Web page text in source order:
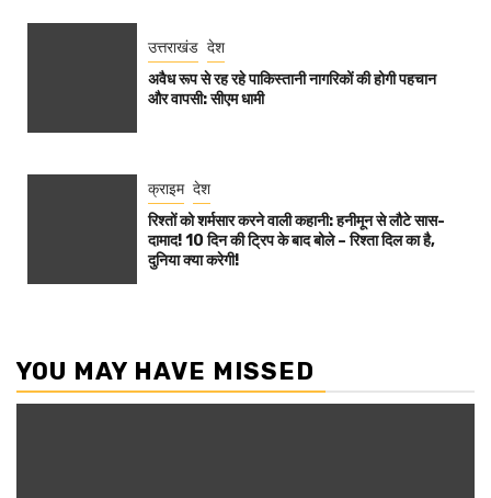
उत्तराखंड देश
अवैध रूप से रह रहे पाकिस्तानी नागरिकों की होगी पहचान
और वापसी: सीएम धामी
क्राइम देश
रिश्तों को शर्मसार करने वाली कहानी: हनीमून से लौटे सास-
दामाद! 10 दिन की ट्रिप के बाद बोले – रिश्ता दिल का है,
दुनिया क्या करेगी!
YOU MAY HAVE MISSED